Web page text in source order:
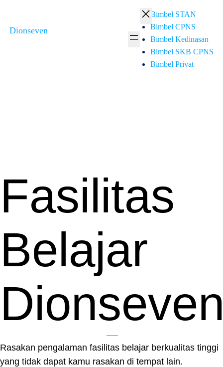
content
Dionseven
Bimbel STAN
Bimbel CPNS
Bimbel Kedinasan
Bimbel SKB CPNS
Bimbel Privat
Fasilitas
Belajar
Rasakan pengalaman fasilitas belajar berkualitas tinggi
yang tidak dapat kamu rasakan di tempat lain.